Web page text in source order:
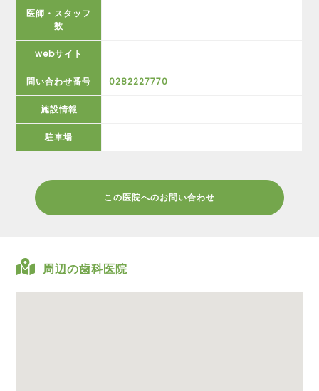
医師・スタッフ
数
webサイト
問い合わせ番号 0282227770
施設情報
駐車場
この医院へのお問い合わせ
周辺の歯科医院